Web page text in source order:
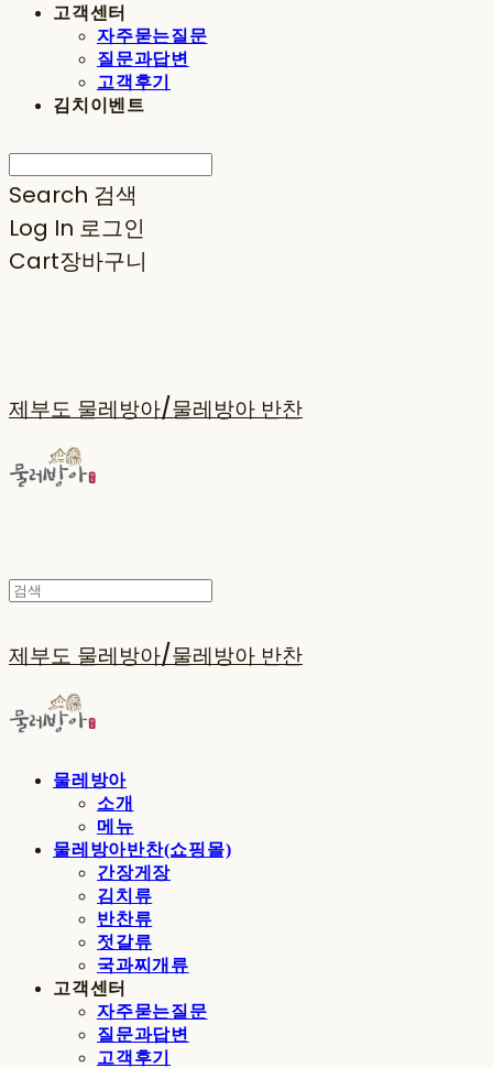
고객센터
자주묻는질문
질문과답변
고객후기
김치이벤트
Search 검색
Log In 로그인
Cart장바구니
제부도 물레방아/물레방아 반찬
제부도 물레방아/물레방아 반찬
물레방아
소개
메뉴
물레방아반찬(쇼핑몰)
간장게장
김치류
반찬류
젓갈류
국과찌개류
고객센터
자주묻는질문
질문과답변
고객후기